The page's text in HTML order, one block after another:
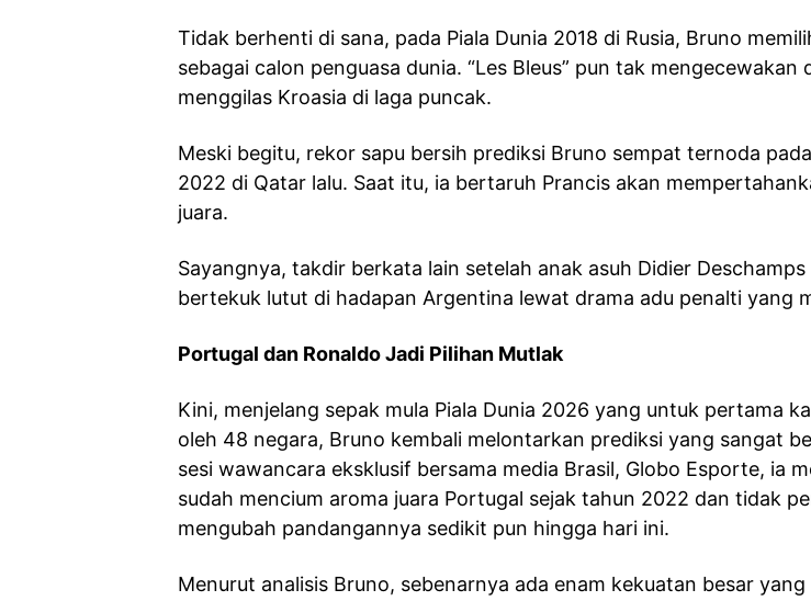
Tidak berhenti di sana, pada Piala Dunia 2018 di Rusia, Bruno
sebagai calon penguasa dunia. “Les Bleus” pun tak mengecewakan
menggilas Kroasia di laga puncak.
Meski begitu, rekor sapu bersih prediksi Bruno sempat ternoda
2022 di Qatar lalu. Saat itu, ia bertaruh Prancis akan
juara.
Sayangnya, takdir berkata lain setelah anak asuh Didier Deschamps
bertekuk lutut di hadapan Argentina lewat drama adu penalti yang
Portugal dan Ronaldo Jadi Pilihan Mutlak
Kini, menjelang sepak mula Piala Dunia 2026 yang untuk pertama
oleh 48 negara, Bruno kembali melontarkan prediksi yang sangat
sesi wawancara eksklusif bersama media Brasil, Globo Esporte, ia
sudah mencium aroma juara Portugal sejak tahun 2022 dan tidak
mengubah pandangannya sedikit pun hingga hari ini.
Menurut analisis Bruno, sebenarnya ada enam kekuatan besar yang